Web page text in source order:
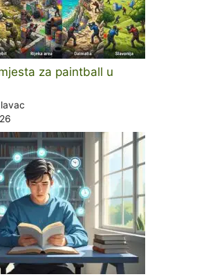
za paintball u